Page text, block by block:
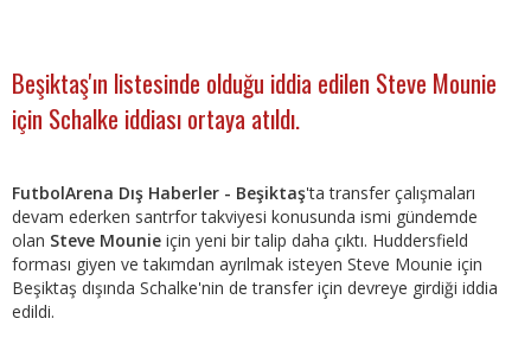
Beşiktaş'ın listesinde olduğu iddia edilen Steve Mounie
için Schalke iddiası ortaya atıldı.
FutbolArena Dış Haberler - Beşiktaş'ta transfer çalışmaları
devam ederken santrfor takviyesi konusunda ismi gündemde
olan Steve Mounie için yeni bir talip daha çıktı. Huddersfield
forması giyen ve takımdan ayrılmak isteyen Steve Mounie için
Beşiktaş dışında Schalke'nin de transfer için devreye girdiği iddia
edildi.